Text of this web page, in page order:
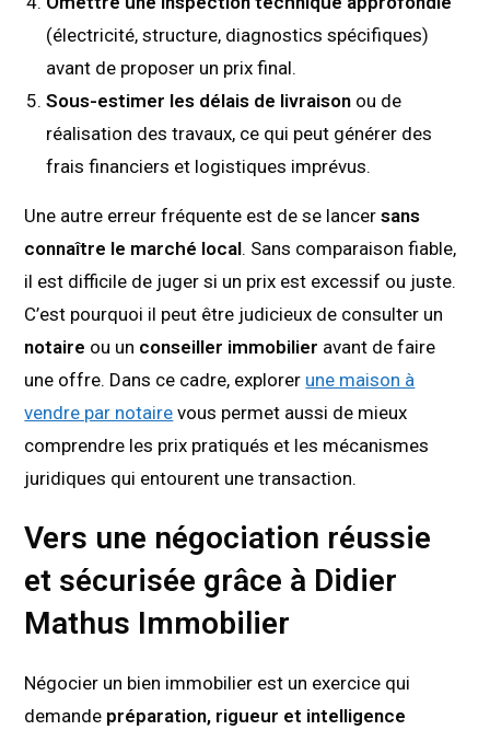
(électricité, structure, diagnostics spécifiques)
avant de proposer un prix final.
Sous-estimer les délais de livraison ou de
réalisation des travaux, ce qui peut générer des
frais financiers et logistiques imprévus.
Une autre erreur fréquente est de se lancersans
connaître le marché local. Sans comparaison fiable,
il est difficile de juger si un prix est excessif ou juste.
C’est pourquoi il peut être judicieux de consulter un
notaire ou un conseiller immobilier avant de faire
une offre. Dans ce cadre, explorer une maison à
vendre par notaire vous permet aussi de mieux
comprendre les prix pratiqués et les mécanismes
juridiques qui entourent une transaction.
Vers une négociation réussie
et sécurisée grâce à Didier
Mathus Immobilier
Négocier un bien immobilier est un exercice qui
demande préparation, rigueur et intelligence